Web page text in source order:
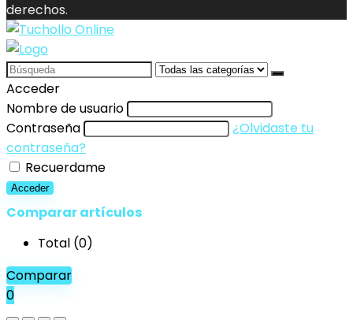
derechos.
Search
for:
Acceder
Nombre de usuario
Contraseña
¿Olvidaste tu
contraseña?
Recuerdame
Acceder
Comparar artículos
Total (0)
Comparar
0